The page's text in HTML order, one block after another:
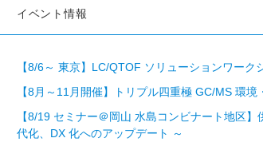
イベント情報
【8/6～ 東京】LC/QTOF ソリューションワーク
【8月～11月開催】トリプル四重極 GC/MS 環
【8/19 セミナー＠岡山 水島コンビナート地区
代化、DX 化へのアップデート ～